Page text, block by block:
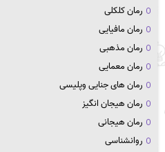
رمان کلکلی
رمان مافیایی
رمان مذهبی
رمان معمایی
رمان های جنایی وپلیسی
رمان هیجان انگیز
رمان هیجانی
روانشناسی